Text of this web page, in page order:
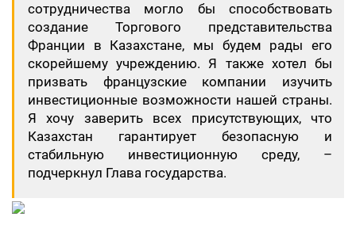
сотрудничества могло бы способствовать
создание Торгового представительства
Франции в Казахстане, мы будем рады его
скорейшему учреждению. Я также хотел бы
призвать французские компании изучить
инвестиционные возможности нашей страны.
Я хочу заверить всех присутствующих, что
Казахстан гарантирует безопасную и
стабильную инвестиционную среду, –
подчеркнул Глава государства.